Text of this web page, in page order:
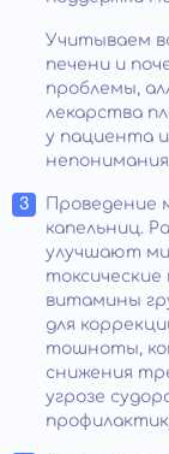
Учитываем
печени и
проблемы,
лекарства
у пациента
капельниц.
улучшают
витамины
для
тошноты,
снижения
угрозе